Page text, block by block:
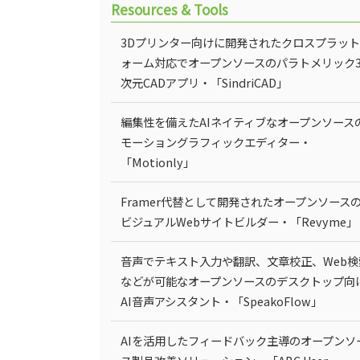
Resources & Tools
3Dプリンター向けに開発されたクロスプラッ
ォーム対応でオープンソースのパラトメリック3
次元CADアプリ・「SindriCAD」
編集性を備えたAIネイティブなオープンソース
モーショングラフィックエディター・
「Motionly」
Framer代替として開発されたオープンソースの
ビジュアルWebサイトビルダー・「Revyme」
音声でテキスト入力や翻訳、文章校正、Web
などが可能なオープンソースのデスクトップ向
AI音声アシスタント・「SpeakoFlow」
AIを活用したフィードバック主導のオープンソ